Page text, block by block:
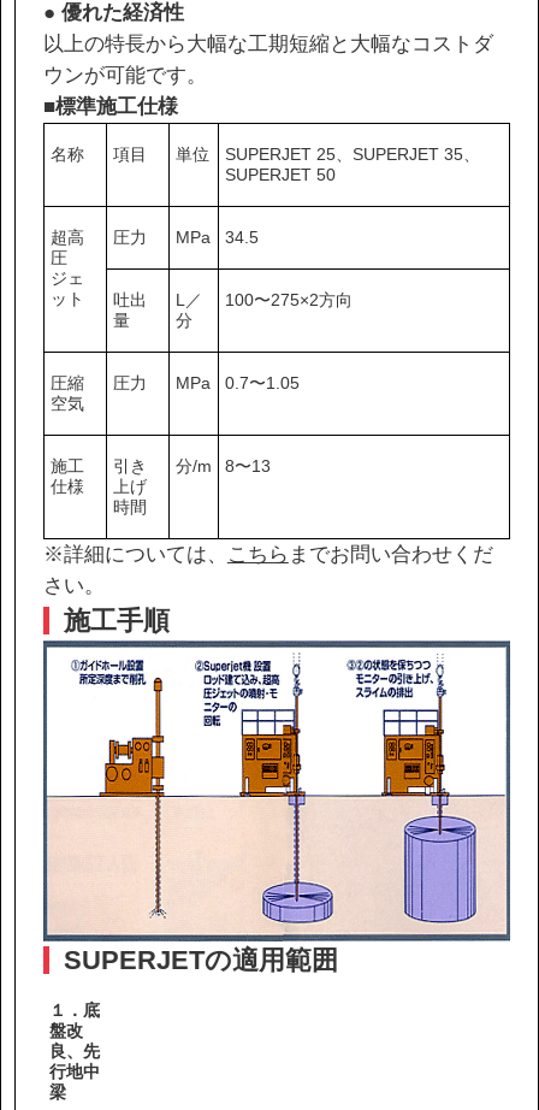
● 優れた経済性
以上の特長から大幅な工期短縮と大幅なコストダ
ウンが可能です。
■標準施工仕様
名称 項目 単位
SUPERJET 25、SUPERJET 35、
SUPERJET 50
超高
圧
ジェ
ット
圧力 MPa 34.5
吐出
量
L／
分
100〜275×2方向
圧縮
空気
圧力 MPa 0.7〜1.05
施工
仕様
引き
上げ
時間
分/m 8〜13
※詳細については、 こちら までお問い合わせくだ
さい。
施工手順
SUPERJETの適用範囲
１．底
盤改
良、先
行地中
梁